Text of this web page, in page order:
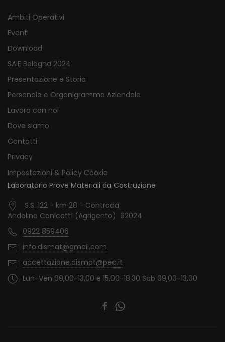
Ambiti Operativi
Eventi
Download
SAIE Bologna 2024
Presentazione e Storia
Personale e Organigramma Aziendale
Lavora con noi
Dove siamo
Contatti
Privacy
Impostazioni & Policy Cookie
Laboratorio Prove Materiali da Costruzione
S.S. 122 - km 28 - Contrada
Andolina Canicattì (Agrigento) 92024
0922 859406
info.dismat@gmail.com
accettazione.dismat@pec.it
Lun-Ven 09,00-13,00 e 15,00-18.30 Sab 09,00-13,00